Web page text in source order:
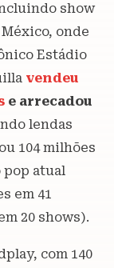
show
onde
Estádio
vendeu
e arrecadou
lendas
104 milhões
pop atual
em 41
20 shows).
com 140